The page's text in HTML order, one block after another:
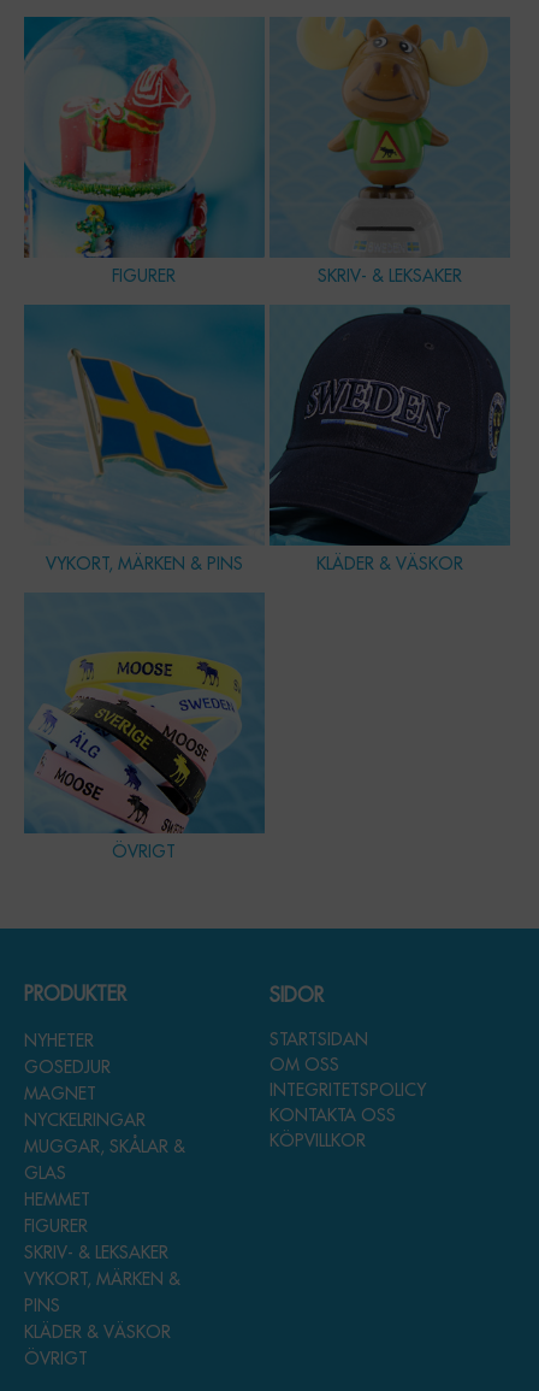
FIGURER SKRIV- & LEKSAKER
VYKORT, MÄRKEN & PINS KLÄDER & VÄSKOR
ÖVRIGT
PRODUKTER
NYHETER
GOSEDJUR
MAGNET
NYCKELRINGAR
MUGGAR, SKÅLAR &
GLAS
HEMMET
FIGURER
SKRIV- & LEKSAKER
VYKORT, MÄRKEN &
PINS
KLÄDER & VÄSKOR
ÖVRIGT
SIDOR
STARTSIDAN
OM OSS
INTEGRITETSPOLICY
KONTAKTA OSS
KÖPVILLKOR